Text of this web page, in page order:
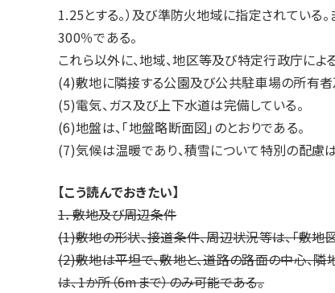
1.25とする。）及び準防火地域に指定されている
300％である。
これら以外に、地域、地区等及び特定行政庁に
(4)敷地に隣接する公園及び公共駐車場の所有
(5)電気、ガス及び上下水道は完備している。
(6)地盤は、「地盤略断面図」のとおりである。
(7)気候は温暖であり、積雪について特別の配慮
【こう読んでおきたい】
1．敷地及び周辺条件
(1)敷地の形状、接道条件、周辺状況等は、「敷地
(2)敷地は平坦で、敷地と、道路の路面の中心、
は、1か所（6mまで）のみ可能である。